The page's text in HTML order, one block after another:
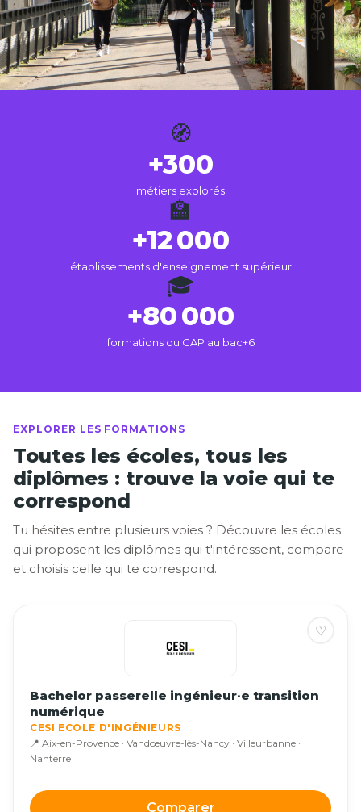
🧭
+300
métiers explorés
🏫
+12 000
établissements d'enseignement supérieur
🎓
+80 000
formations du CAP au bac+6
EXPLORER LES FORMATIONS
Toutes les écoles, tous les
diplômes : trouve la voie qui te
correspond
Tu hésites entre plusieurs voies ? Découvre les écoles
qui proposent les diplômes qui t'intéressent, compare
et choisis celle qui te correspond.
♡
Bachelor passerelle ingénieur·e transition
numérique
CESI ECOLE D'INGÉNIEURS
📍 Aix-en-Provence · Vandœuvre-lès-Nancy · Villeurbanne ·
Nanterre
Comparer